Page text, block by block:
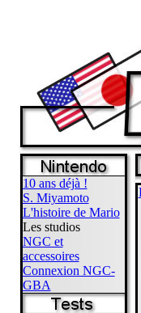
10 ans déjà !
S. Miyamoto
L'histoire de Mario
Les studios
NGC et
accessoires
Connexion NGC-
GBA